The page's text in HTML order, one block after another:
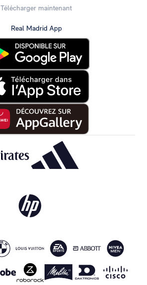
Télécharger maintenant
Real Madrid App